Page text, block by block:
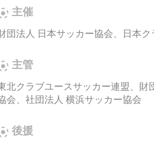
主催
団法人 日本サッカー協会、日本
主管
北クラブユースサッカー連盟、
会、社団法人 横浜サッカー協会
後援